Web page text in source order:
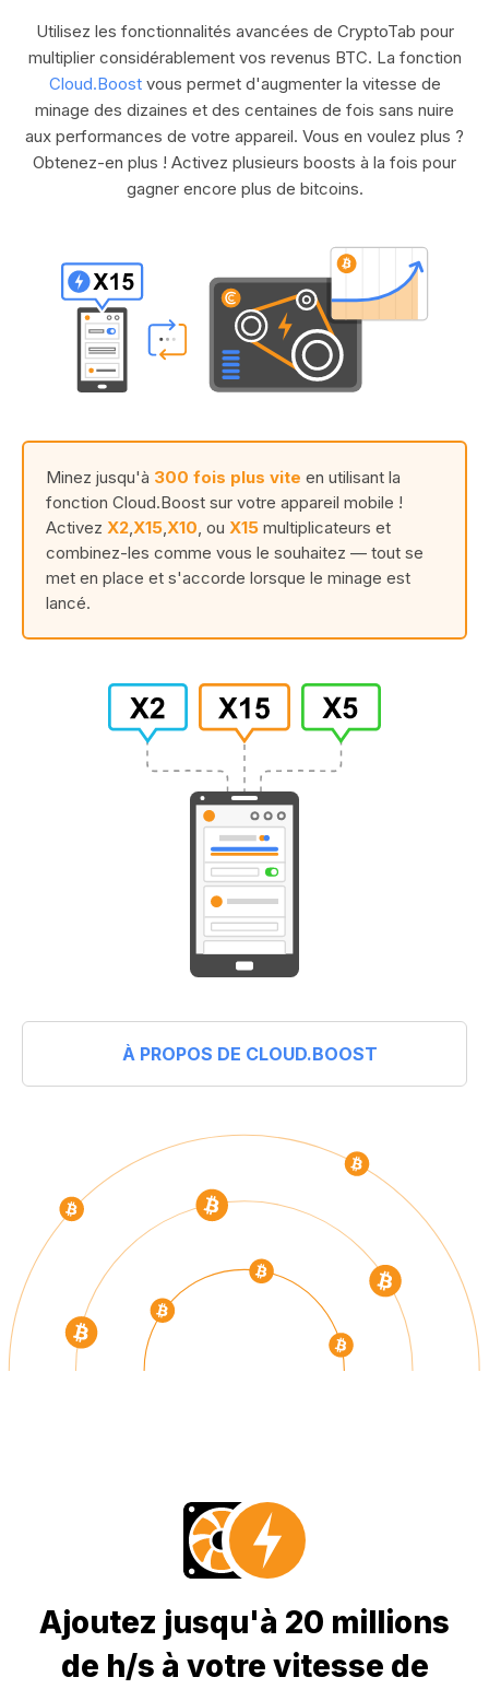
Utilisez les fonctionnalités avancées de CryptoTab pour
multiplier considérablement vos revenus BTC. La fonction
Cloud.Boostvous permet d'augmenter la vitesse de
minage des dizaines et des centaines de fois sans nuire
aux performances de votre appareil. Vous en voulez plus ?
Obtenez-en plus ! Activez plusieurs boosts à la fois pour
gagner encore plus de bitcoins.
Minez jusqu'à 300 fois plus vite en utilisant la
fonction Cloud.Boost sur votre appareil mobile !
Activez X2 X15 X10 , ou X15 multiplicateurs et
combinez-les comme vous le souhaitez — tout se
met en place et s'accorde lorsque le minage est
lancé.
À PROPOS DE CLOUD.BOOST
Ajoutez jusqu'à 20 millions
de h/s à votre vitesse de